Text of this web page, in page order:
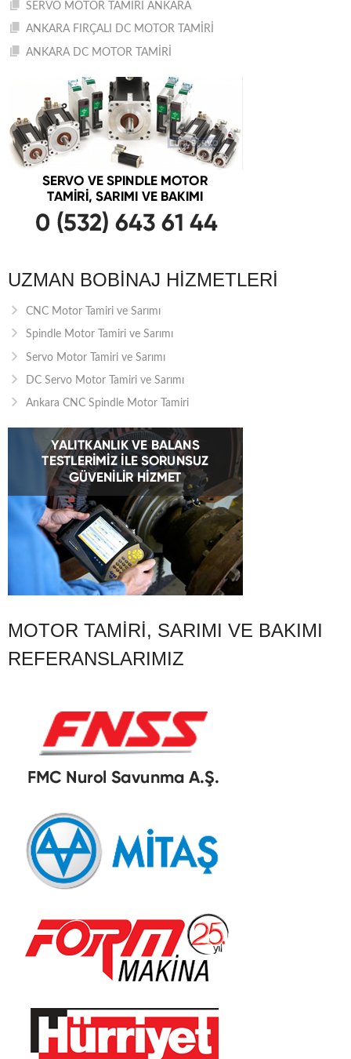
SERVO MOTOR TAMİRİ ANKARA
ANKARA FIRÇALI DC MOTOR TAMİRİ
ANKARA DC MOTOR TAMİRİ
UZMAN BOBINAJ HIZMETLERI
CNC Motor Tamiri ve Sarımı
Spindle Motor Tamiri ve Sarımı
Servo Motor Tamiri ve Sarımı
DC Servo Motor Tamiri ve Sarımı
Ankara CNC Spindle Motor Tamiri
MOTOR TAMIRI, SARIMI VE BAKIMI
REFERANSLARIMIZ